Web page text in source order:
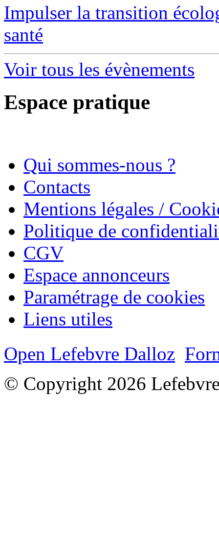
Impulser la transition
santé
Voir tous les évènements
Espace pratique
Qui sommes-nous ?
Contacts
Mentions légales /
Politique de
CGV
Espace annonceurs
Paramétrage de cookies
Liens utiles
Open Lefebvre Dalloz
© Copyright 2026